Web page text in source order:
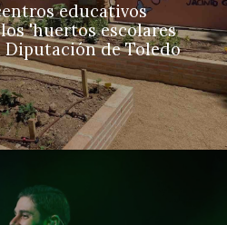
educativos
'huertos escolares
Diputación de Toledo